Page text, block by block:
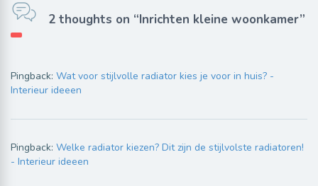
2 thoughts on “Inrichten kleine woonkamer”
Pingback: Wat voor stijlvolle radiator kies je voor in huis? -
Interieur ideeen
Pingback: Welke radiator kiezen? Dit zijn de stijlvolste radiatoren!
- Interieur ideeen